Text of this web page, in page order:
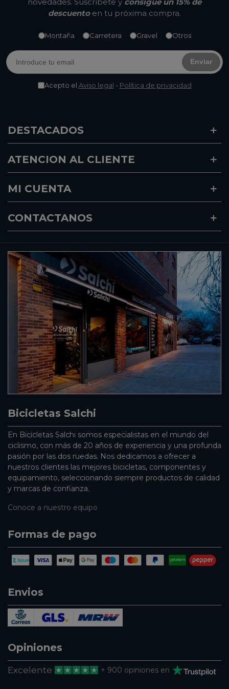
descuentoen tu próxima compra.
Montaña Carretera Gravel Otros
Enviar
Acepto el Aviso legal - Política de privacidad
DESTACADOS
ATENCION AL CLIENTE
MI CUENTA
CONTACTANOS
Bicicletas Salchi
En Bicicletas Salchi somos especialistas en el mundo del
ciclismo, con más de 20 años de experiencia y una profunda
pasión por las dos ruedas. Nos dedicamos a ofrecer a
nuestros clientes las mejores bicicletas, componentes y
equipamiento, seleccionando siempre productos de calidad
y marcas de confianza.
Conoce a nuestro equipo
Formas de pago
Envios
Opiniones
Excelente + 900 opiniones en